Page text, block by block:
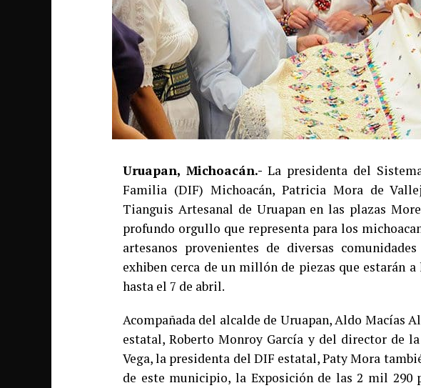
Uruapan, Michoacán.- La presidenta del
Familia (DIF) Michoacán, Patricia Mora de
Tianguis Artesanal de Uruapan en las plazas
profundo orgullo que representa para los
artesanos provenientes de diversas
exhiben cerca de un millón de piezas que estarán
hasta el 7 de abril.
Acompañada del alcalde de Uruapan, Aldo Macías
estatal, Roberto Monroy García y del director de
Vega, la presidenta del DIF estatal, Paty Mora
de este municipio, la Exposición de las 2 mil 290